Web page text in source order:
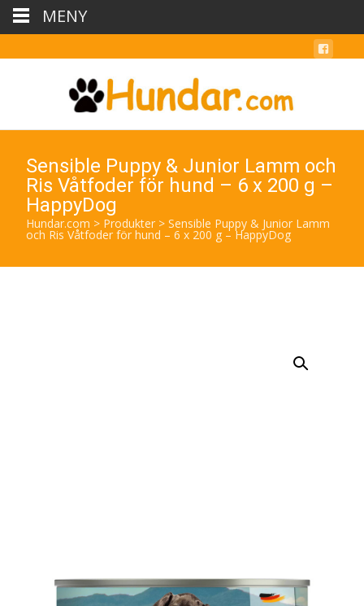
Sensible Puppy & Junior Lamm och
Ris Våtfoder för hund – 6 x 200 g –
HappyDog
Hundar.com > Produkter > Sensible Puppy & Junior Lamm
och Ris Våtfoder för hund – 6 x 200 g – HappyDog
MENY